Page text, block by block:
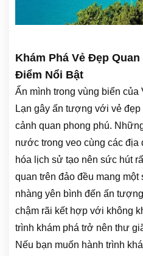
Khám Phá Vẻ Đẹp
Điểm Nổi Bật
Ẩn mình trong vùng biển
Lạn gây ấn tượng với vẻ
cảnh quan phong phú.
nước trong veo cùng các địa
hóa lịch sử tạo nên sức hút
quan trên đảo đều mang
nhàng yên bình đến ấn
chậm rãi kết hợp với không
trình khám phá trở nên thư
Nếu bạn muốn hành trình